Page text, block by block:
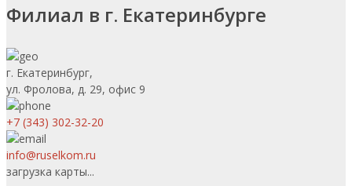
Филиал в г. Екатеринбурге
г. Екатеринбург,
ул. Фролова, д. 29, офис 9
+7 (343) 302-32-20
info@ruselkom.ru
загрузка карты...